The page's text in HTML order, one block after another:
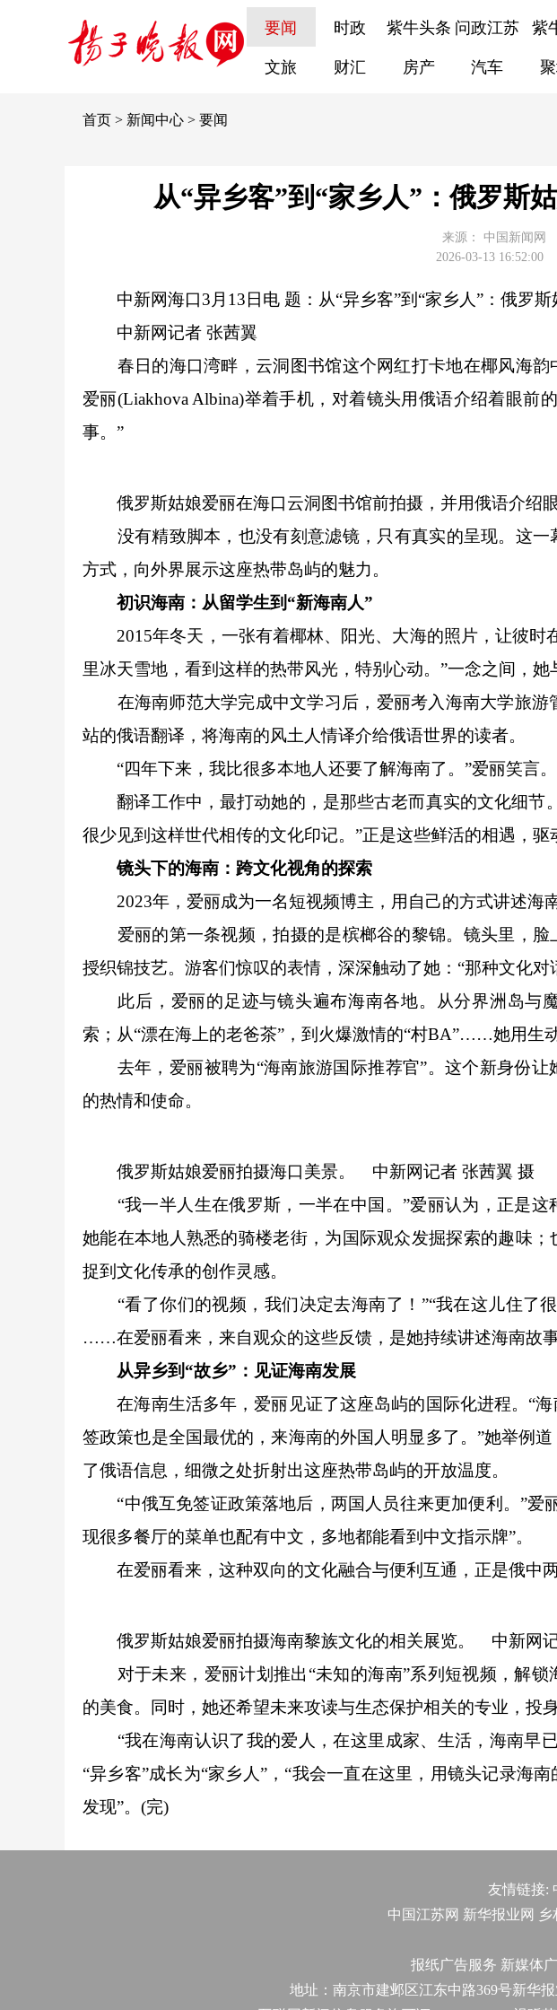
要闻 时政 紫牛头条 问政江苏 紫
文旅 财汇 房产 汽车
首页 > 新闻中心 > 要闻
从“异乡客”到“家乡人”：俄罗斯
来源：
中国新闻网
2026-03-13 16:52:00
中新网海口3月13日电 题：从“异乡客”到“家乡人”：俄罗
中新网记者 张茜翼
春日的海口湾畔，云洞图书馆这个网红打卡地在椰风海韵
爱丽(Liakhova Albina)举着手机，对着镜头用俄语介绍着眼前
事。”
俄罗斯姑娘爱丽在海口云洞图书馆前拍摄，并用俄语介绍
没有精致脚本，也没有刻意滤镜，只有真实的呈现。这
方式，向外界展示这座热带岛屿的魅力。
初识海南：从留学生到“新海南人”
2015年冬天，一张有着椰林、阳光、大海的照片，让彼时
里冰天雪地，看到这样的热带风光，特别心动。”一念之间，她
在海南师范大学完成中文学习后，爱丽考入海南大学旅游
站的俄语翻译，将海南的风土人情译介给俄语世界的读者。
“四年下来，我比很多本地人还要了解海南了。”爱丽笑言。
翻译工作中，最打动她的，是那些古老而真实的文化细节
很少见到这样世代相传的文化印记。”正是这些鲜活的相遇，驱
镜头下的海南：跨文化视角的探索
2023年，爱丽成为一名短视频博主，用自己的方式讲述海南
爱丽的第一条视频，拍摄的是槟榔谷的黎锦。镜头里，脸
授织锦技艺。游客们惊叹的表情，深深触动了她：“那种文化
此后，爱丽的足迹与镜头遍布海南各地。从分界洲岛与
索；从“漂在海上的老爸茶”，到火爆激情的“村BA”……她用生
去年，爱丽被聘为“海南旅游国际推荐官”。这个新身份让
的热情和使命。
俄罗斯姑娘爱丽拍摄海口美景。 中新网记者 张茜翼 摄
“我一半人生在俄罗斯，一半在中国。”爱丽认为，正是这
她能在本地人熟悉的骑楼老街，为国际观众发掘探索的趣味
捉到文化传承的创作灵感。
“看了你们的视频，我们决定去海南了！”“我在这儿住了
……在爱丽看来，来自观众的这些反馈，是她持续讲述海南故事
从异乡到“故乡”：见证海南发展
在海南生活多年，爱丽见证了这座岛屿的国际化进程。“海
签政策也是全国最优的，来海南的外国人明显多了。”她举例
了俄语信息，细微之处折射出这座热带岛屿的开放温度。
“中俄互免签证政策落地后，两国人员往来更加便利。”爱
现很多餐厅的菜单也配有中文，多地都能看到中文指示牌”。
在爱丽看来，这种双向的文化融合与便利互通，正是俄中两
俄罗斯姑娘爱丽拍摄海南黎族文化的相关展览。 中新网
对于未来，爱丽计划推出“未知的海南”系列短视频，解锁
的美食。同时，她还希望未来攻读与生态保护相关的专业，投
“我在海南认识了我的爱人，在这里成家、生活，海南早
“异乡客”成长为“家乡人”，“我会一直在这里，用镜头记录海
发现”。(完)
友情链接:
中国江苏网 新华报业网 乡
报纸广告服务 新媒体
地址：南京市建邺区江东中路369号新华